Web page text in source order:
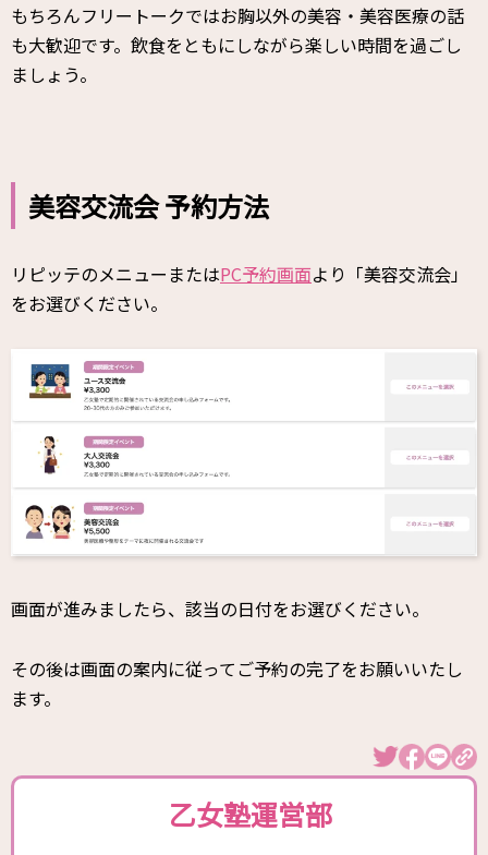
もちろんフリートークではお胸以外の美容・美容医療の話
も大歓迎です。飲食をともにしながら楽しい時間を過ごし
ましょう。
美容交流会 予約方法
リピッテのメニューまたはPC予約画面より「美容交流会」
をお選びください。
画面が進みましたら、該当の日付をお選びください。
その後は画面の案内に従ってご予約の完了をお願いいたし
ます。
乙女塾運営部